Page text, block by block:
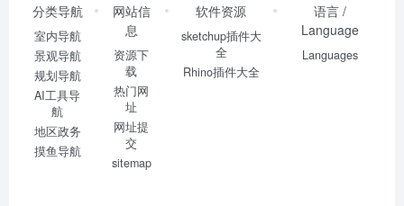
分类导航
室内导航
景观导航
规划导航
AI工具导
航
地区政务
摸鱼导航
网站信
息
资源下
载
热门网
址
网址提
交
sitemap
软件资源
sketchup插件大
全
Rhino插件大全
语言 /
Language
Languages